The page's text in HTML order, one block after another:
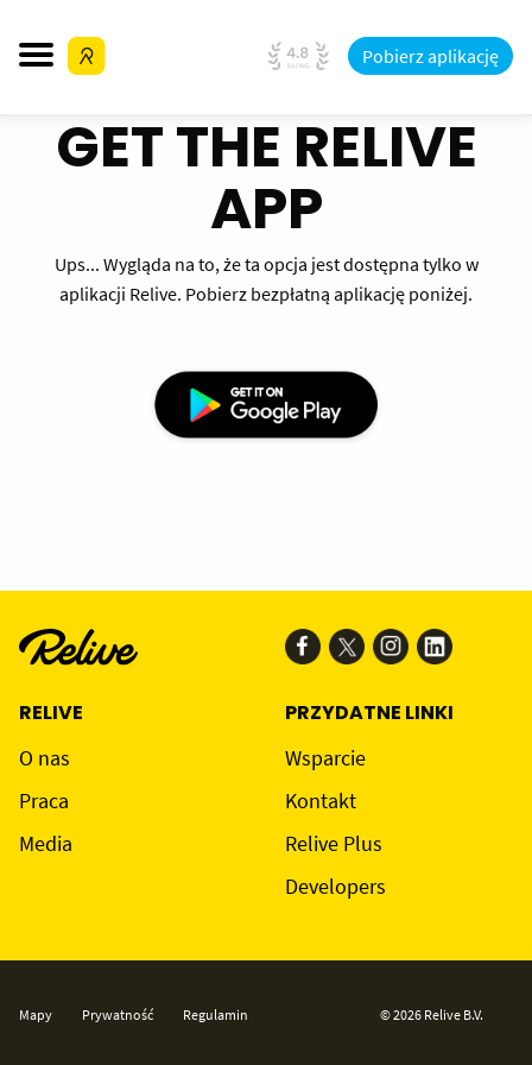
Pobierz aplikację
GET THE RELIVE
APP
Ups... Wygląda na to, że ta opcja jest dostępna tylko w
aplikacji Relive. Pobierz bezpłatną aplikację poniżej.
RELIVE
O nas
Praca
Media
PRZYDATNE LINKI
Wsparcie
Kontakt
Relive Plus
Developers
Mapy Prywatność Regulamin © 2026 Relive B.V.